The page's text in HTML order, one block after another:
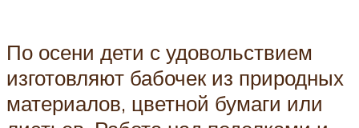
По осени дети с удовольствием
изготовляют бабочек из природных
материалов, цветной бумаги или